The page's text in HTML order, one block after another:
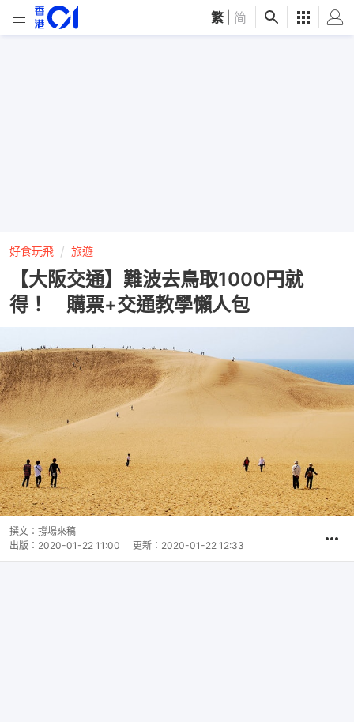
繁 简
好食玩飛 旅遊
【大阪交通】難波去鳥取1000円就
得！ 購票+交通教學懶人包
撰文： 撐場來稿
出版： 2020-01-22 11:00 更新： 2020-01-22 12:33